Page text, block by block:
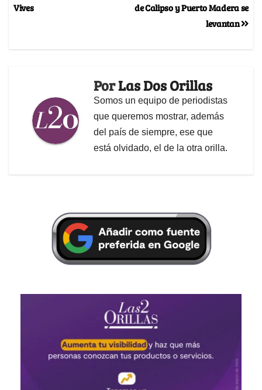
de Calipso y Puerto Madera se
levantan
Vives
PorLas Dos Orillas
Somos un equipo de periodistas
que queremos mostrar, además
del país de siempre, ese que
está olvidado, el de la otra orilla.